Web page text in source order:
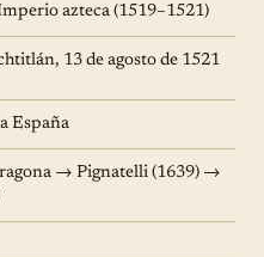
azteca (1519–1521)
13 de agosto de 1521
España
→ Pignatelli (1639) →